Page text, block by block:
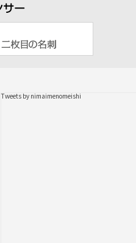
Tweets by nimaimenomeishi